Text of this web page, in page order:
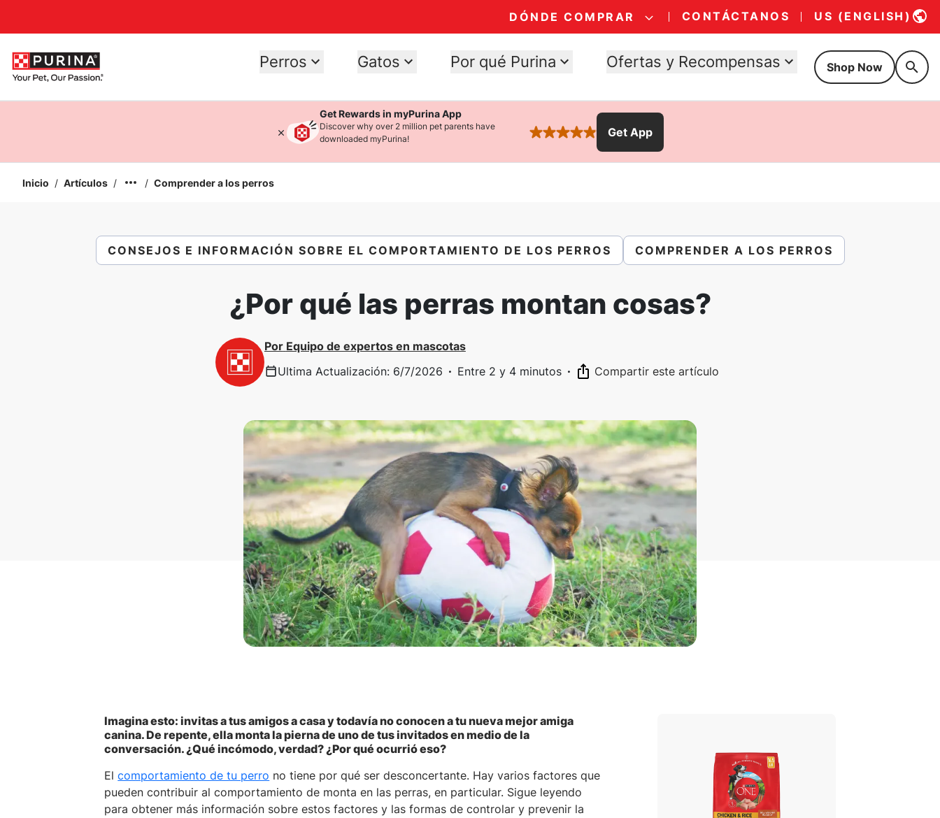
DÓNDE COMPRAR CONTÁCTANOS US (ENGLISH)
Perros Gatos Por qué Purina Ofertas y Recompensas Shop Now
Get Rewards in myPurina App
Discover why over 2 million pet parents have
downloaded myPurina!
rated 4.9 stars
Get App
Inicio / Artículos / / Comprender a los perros
CONSEJOS E INFORMACIÓN SOBRE EL COMPORTAMIENTO DE LOS PERROS COMPRENDER A LOS PERROS
¿Por qué las perras montan cosas?
Por Equipo de expertos en mascotas
Ultima Actualización: 6/7/2026 · Entre 2 y 4 minutos · Compartir este artículo
Imagina esto: invitas a tus amigos a casa y todavía no conocen a tu nueva mejor amiga
canina. De repente, ella monta la pierna de uno de tus invitados en medio de la
conversación. ¿Qué incómodo, verdad? ¿Por qué ocurrió eso?
Elcomportamiento de tu perro no tiene por qué ser desconcertante. Hay varios factores que
pueden contribuir al comportamiento de monta en las perras, en particular. Sigue leyendo
para obtener más información sobre estos factores y las formas de controlar y prevenir la